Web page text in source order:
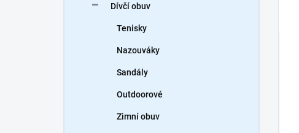
Dívčí obuv
Tenisky
Nazouváky
Sandály
Outdoorové
Zimní obuv